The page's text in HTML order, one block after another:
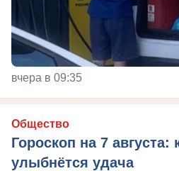
вчера в 09:35
Общество
Гороскоп на 7 августа:
улыбнётся удача